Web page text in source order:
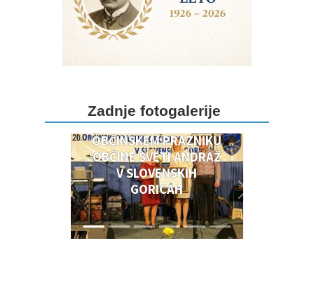
Zadnje fotogalerije
DOGODKI OB 20.
OBČINSKEM PRAZNIKU
OBČINSKEM PRAZNIKU
OBČINE SVETI ANDRAŽ
V SLOVENSKIH
GORICAH